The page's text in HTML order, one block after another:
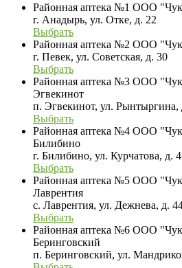
Районная аптека №1 ООО
г. Анадырь, ул. Отке, д. 22
Выбрать
Районная аптека №2 ООО
г. Певек, ул. Советская, д. 30
Выбрать
Районная аптека №3 ООО
Эгвекинот
п. Эгвекинот, ул. Рынтыргина,
Выбрать
Районная аптека №4 ООО
Билибино
г. Билибино, ул. Курчатова, д. 4
Выбрать
Районная аптека №5 ООО
Лаврентия
с. Лаврентия, ул. Дежнева, д.
Выбрать
Районная аптека №6 ООО
Беринговский
п. Беринговский, ул.